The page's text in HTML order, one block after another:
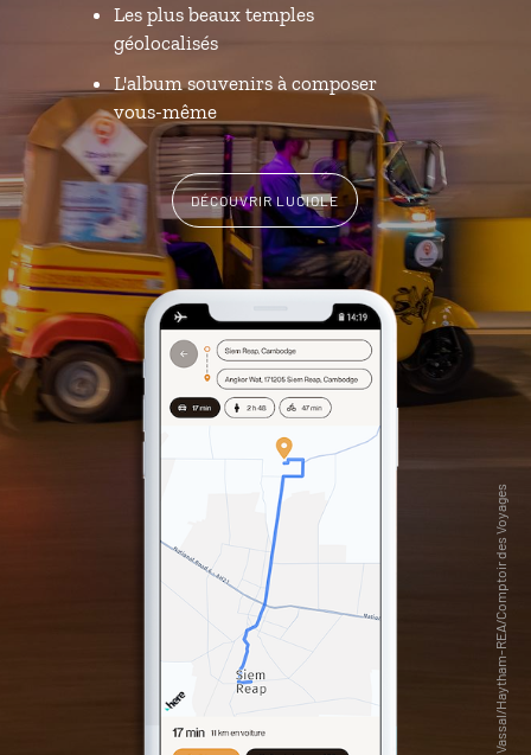
Les plus beaux temples
géolocalisés
L'album souvenirs à composer
vous-même
DÉCOUVRIR LUCIOLE